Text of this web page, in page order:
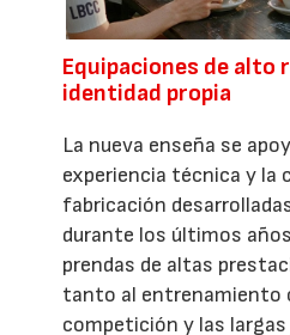
Equipaciones de alto
identidad propia
La nueva enseña se
experiencia técnica y la
fabricación
durante los últimos
prendas de altas
tanto al entrenamiento
competición y las